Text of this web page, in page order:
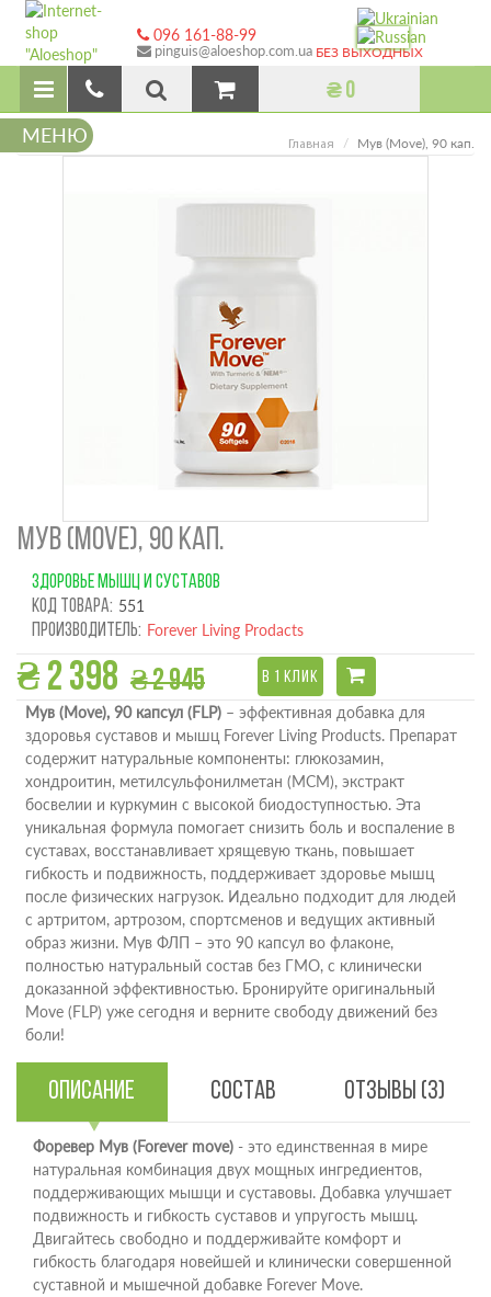
096 161-88-99
pinguis@aloeshop.com.ua БЕЗ ВЫХОДНЫХ
₴ 0
МЕНЮ Главная Мув (Move), 90 кап.
МУВ (MOVE), 90 КАП.
ЗДОРОВЬЕ МЫШЦ И СУСТАВОВ
Код товара: 551
Производитель: Forever Living Prodacts
₴ 2 398 ₴ 2 945 В 1 КЛИК
Мув (Move), 90 капсул (FLP) – эффективная добавка для
здоровья суставов и мышц Forever Living Products. Препарат
содержит натуральные компоненты: глюкозамин,
хондроитин, метилсульфонилметан (МСМ), экстракт
босвелии и куркумин с высокой биодоступностью. Эта
уникальная формула помогает снизить боль и воспаление в
суставах, восстанавливает хрящевую ткань, повышает
гибкость и подвижность, поддерживает здоровье мышц
после физических нагрузок. Идеально подходит для людей
с артритом, артрозом, спортсменов и ведущих активный
образ жизни. Мув ФЛП – это 90 капсул во флаконе,
полностью натуральный состав без ГМО, с клинически
доказанной эффективностью. Бронируйте оригинальный
Move (FLP) уже сегодня и верните свободу движений без
боли!
Описание Состав Отзывы (3)
Форевер Мув (Forever move) - это единственная в мире
натуральная комбинация двух мощных ингредиентов,
поддерживающих мышци и суставовы. Добавка улучшает
подвижность и гибкость суставов и упругость мышц.
Двигайтесь свободно и поддерживайте комфорт и
гибкость благодаря новейшей и клинически совершенной
суставной и мышечной добавке Forever Move.